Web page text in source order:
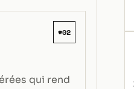
#02
qui rend